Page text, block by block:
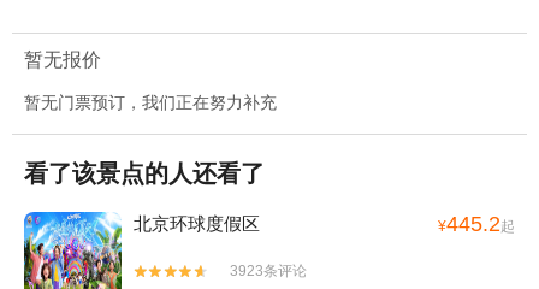
暂无报价
暂无门票预订，我们正在努力补充
看了该景点的人还看了
北京环球度假区 ¥445.2起


3923条评论